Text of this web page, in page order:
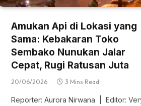
Amukan Api di Lokasi yang
Sama: Kebakaran Toko
Sembako Nunukan Jalar
Cepat, Rugi Ratusan Juta
20/06/2026 3 Mins Read
Reporter: Aurora Nirwana | Editor: